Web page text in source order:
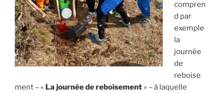
compren
d par
exemple
la
journée
de
reboise
ment – « La journée de reboisement » – à laquelle